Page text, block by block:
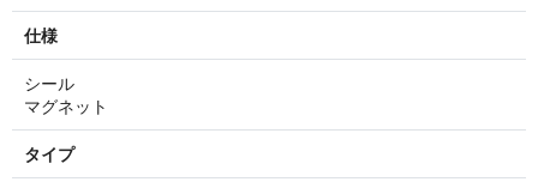
仕様
シール
マグネット
タイプ